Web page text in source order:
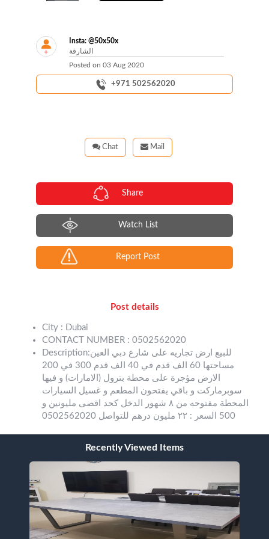
Insta: @50x50x
الشارقة
Posted on 03 Aug 2020
+971 502562020
Mail
Chat
Share
Watch List
Report Post
Post details
City : Dubai
CONTACT NUMBER : 0502562020
Description:للبيع ارض تجاريه على شارع دبي العين
مساحتها 60 الف قدم في 40 الف قدم 300 في 200
الارض مؤجرة على محطة بترول (الامارات) و فيها
سوبرماركت و باقي يفتحون المطعم و غسيل السيارات
المحطة مفتوحه من ٨ شهور الدخل كحد اقصى مليونين و
500 السعر : ٢٢ مليون درهم للتواصل 0502562020
Recently Viewed Items